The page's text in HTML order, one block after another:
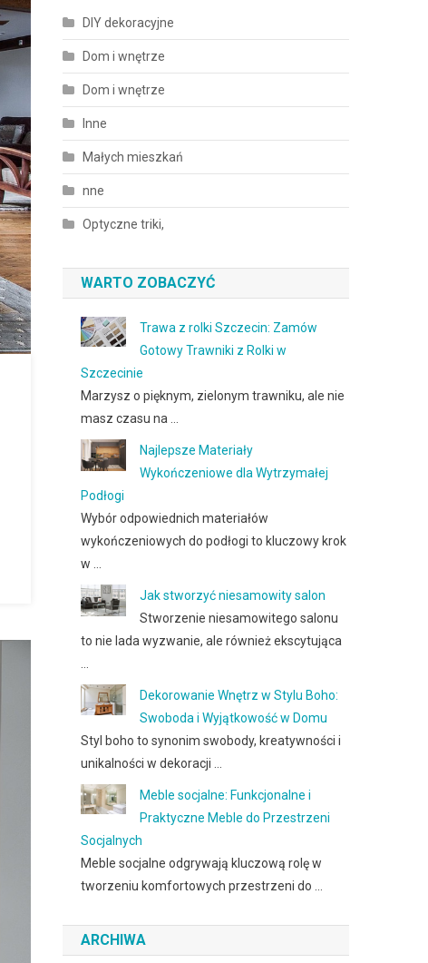
DIY dekoracyjne
Dom i wnętrze
Dom i wnętrze
Inne
Małych mieszkań
nne
Optyczne triki,
WARTO ZOBACZYĆ
Trawa z rolki Szczecin: Zamów
Gotowy Trawniki z Rolki w
Szczecinie
Marzysz o pięknym, zielonym trawniku, ale nie
masz czasu na …
Najlepsze Materiały
Wykończeniowe dla Wytrzymałej
Podłogi
Wybór odpowiednich materiałów
wykończeniowych do podłogi to kluczowy krok
w …
Jak stworzyć niesamowity salon
Stworzenie niesamowitego salonu
to nie lada wyzwanie, ale również ekscytująca
Dekorowanie Wnętrz w Stylu Boho:
Swoboda i Wyjątkowość w Domu
Styl boho to synonim swobody, kreatywności i
unikalności w dekoracji …
Meble socjalne: Funkcjonalne i
Praktyczne Meble do Przestrzeni
Socjalnych
Meble socjalne odgrywają kluczową rolę w
tworzeniu komfortowych przestrzeni do …
ARCHIWA